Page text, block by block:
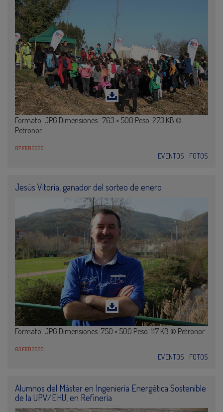
Formato: JPG Dimensiones: 763 × 500 Peso: 273 KB ©
Petronor
07 FEB 2020
EVENTOS FOTOS
Jesús Vitoria, ganador del sorteo de enero
Formato: JPG Dimensiones: 750 × 500 Peso: 117 KB © Petronor
03 FEB 2020
EVENTOS FOTOS
Alumnos del Máster en Ingeniería Energética Sostenible
de la UPV/EHU, en Refinería